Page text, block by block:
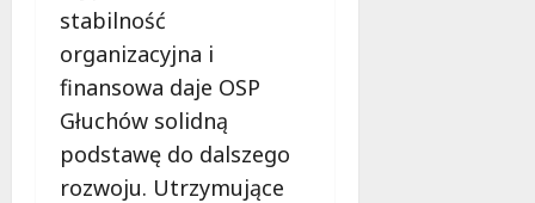
stabilność
organizacyjna i
finansowa daje OSP
Głuchów solidną
podstawę do dalszego
rozwoju. Utrzymujące